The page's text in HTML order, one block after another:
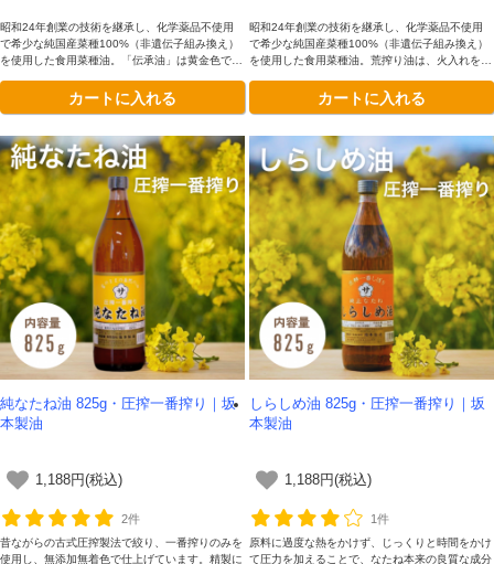
昭和24年創業の技術を継承し、化学薬品不使用
で希少な純国産菜種100%（非遺伝子組み換え）
を使用した食用菜種油。「伝承油」は黄金色で酸
「使い切れる油」として支持されています。
カートに入れる
昭和24年創業の技術を継承し、化学薬品不使用
で希少な純国産菜種100%（非遺伝子組み換え）
を使用した食用菜種油。荒搾り油は、火入れをせ
ナッツのような甘みと柔らかい菜種の香りが特徴
です。サラダやドレッシングなど、非加熱でその
ュアな純度100%の油です。
カートに入れる
純なたね油 825g・圧搾一番搾り｜坂
本製油
1,188円(税込)
2件
昔ながらの古式圧搾製法で絞り、一番搾りのみを
使用し、無添加無着色で仕上げています。精製に
しらしめ油 825g・圧搾一番搾り｜坂
本製油
1,188円(税込)
1件
原料に過度な熱をかけず、じっくりと時間をかけ
て圧力を加えることで、なたね本来の良質な成分